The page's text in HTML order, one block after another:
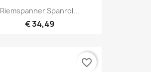
Riemspanner Spanrol...
€ 34,49
favorite_border